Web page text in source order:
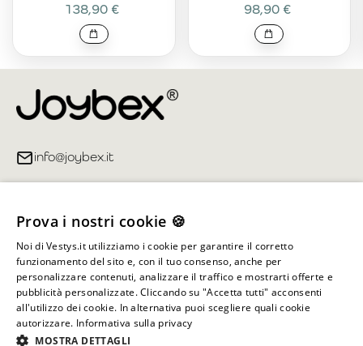
138,90 € 98,90 €
info@joybex.it
Account
Informazioni sul negozio
Tutti i diritti riservati ©
Prova i nostri cookie 🍪
Noi di Vestys.it utilizziamo i cookie per garantire il corretto
funzionamento del sito e, con il tuo consenso, anche per
personalizzare contenuti, analizzare il traffico e mostrarti offerte e
pubblicità personalizzate. Cliccando su "Accetta tutti" acconsenti
all'utilizzo dei cookie. In alternativa puoi scegliere quali cookie
autorizzare. Informativa sulla privacy
MOSTRA DETTAGLI